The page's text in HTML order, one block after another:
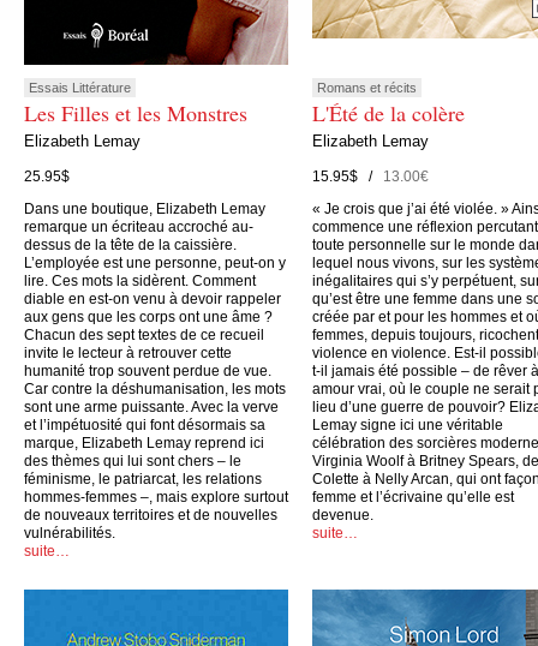
Essais Littérature
Les Filles et les Monstres
Elizabeth Lemay
25.95$
Dans une boutique, Elizabeth Lemay
remarque un écriteau accroché au-
dessus de la tête de la caissière.
L’employée est une personne, peut-on y
lire. Ces mots la sidèrent. Comment
diable en est-on venu à devoir rappeler
aux gens que les corps ont une âme ?
Chacun des sept textes de ce recueil
invite le lecteur à retrouver cette
humanité trop souvent perdue de vue.
Car contre la déshumanisation, les mots
sont une arme puissante. Avec la verve
et l’impétuosité qui font désormais sa
marque, Elizabeth Lemay reprend ici
des thèmes qui lui sont chers – le
féminisme, le patriarcat, les relations
hommes-femmes –, mais explore surtout
de nouveaux territoires et de nouvelles
vulnérabilités.
suite…
Romans et récits
L'Été de la colère
Elizabeth Lemay
15.95$ /13.00€
« Je crois que j’ai été violée. »
commence une réflexion
toute personnelle sur le monde
lequel nous vivons, sur les
inégalitaires qui s’y perpétuent,
qu’est être une femme dans une
créée par et pour les hommes et
femmes, depuis toujours,
violence en violence. Est-il
t-il jamais été possible – de rêver
amour vrai, où le couple ne serait
lieu d’une guerre de pouvoir?
Lemay signe ici une véritable
célébration des sorcières
Virginia Woolf à Britney Spears, de
Colette à Nelly Arcan, qui ont
femme et l’écrivaine qu’elle est
devenue.
suite…